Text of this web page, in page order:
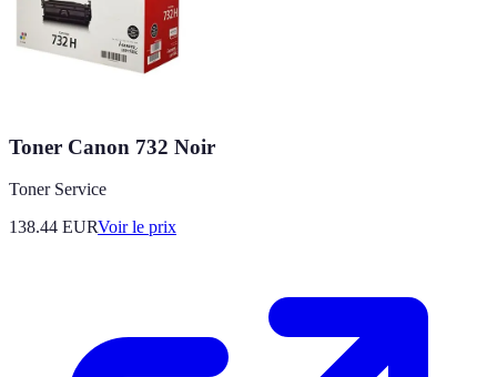
Toner Canon 732 Noir
Toner Service
138.44 EURVoir le prix